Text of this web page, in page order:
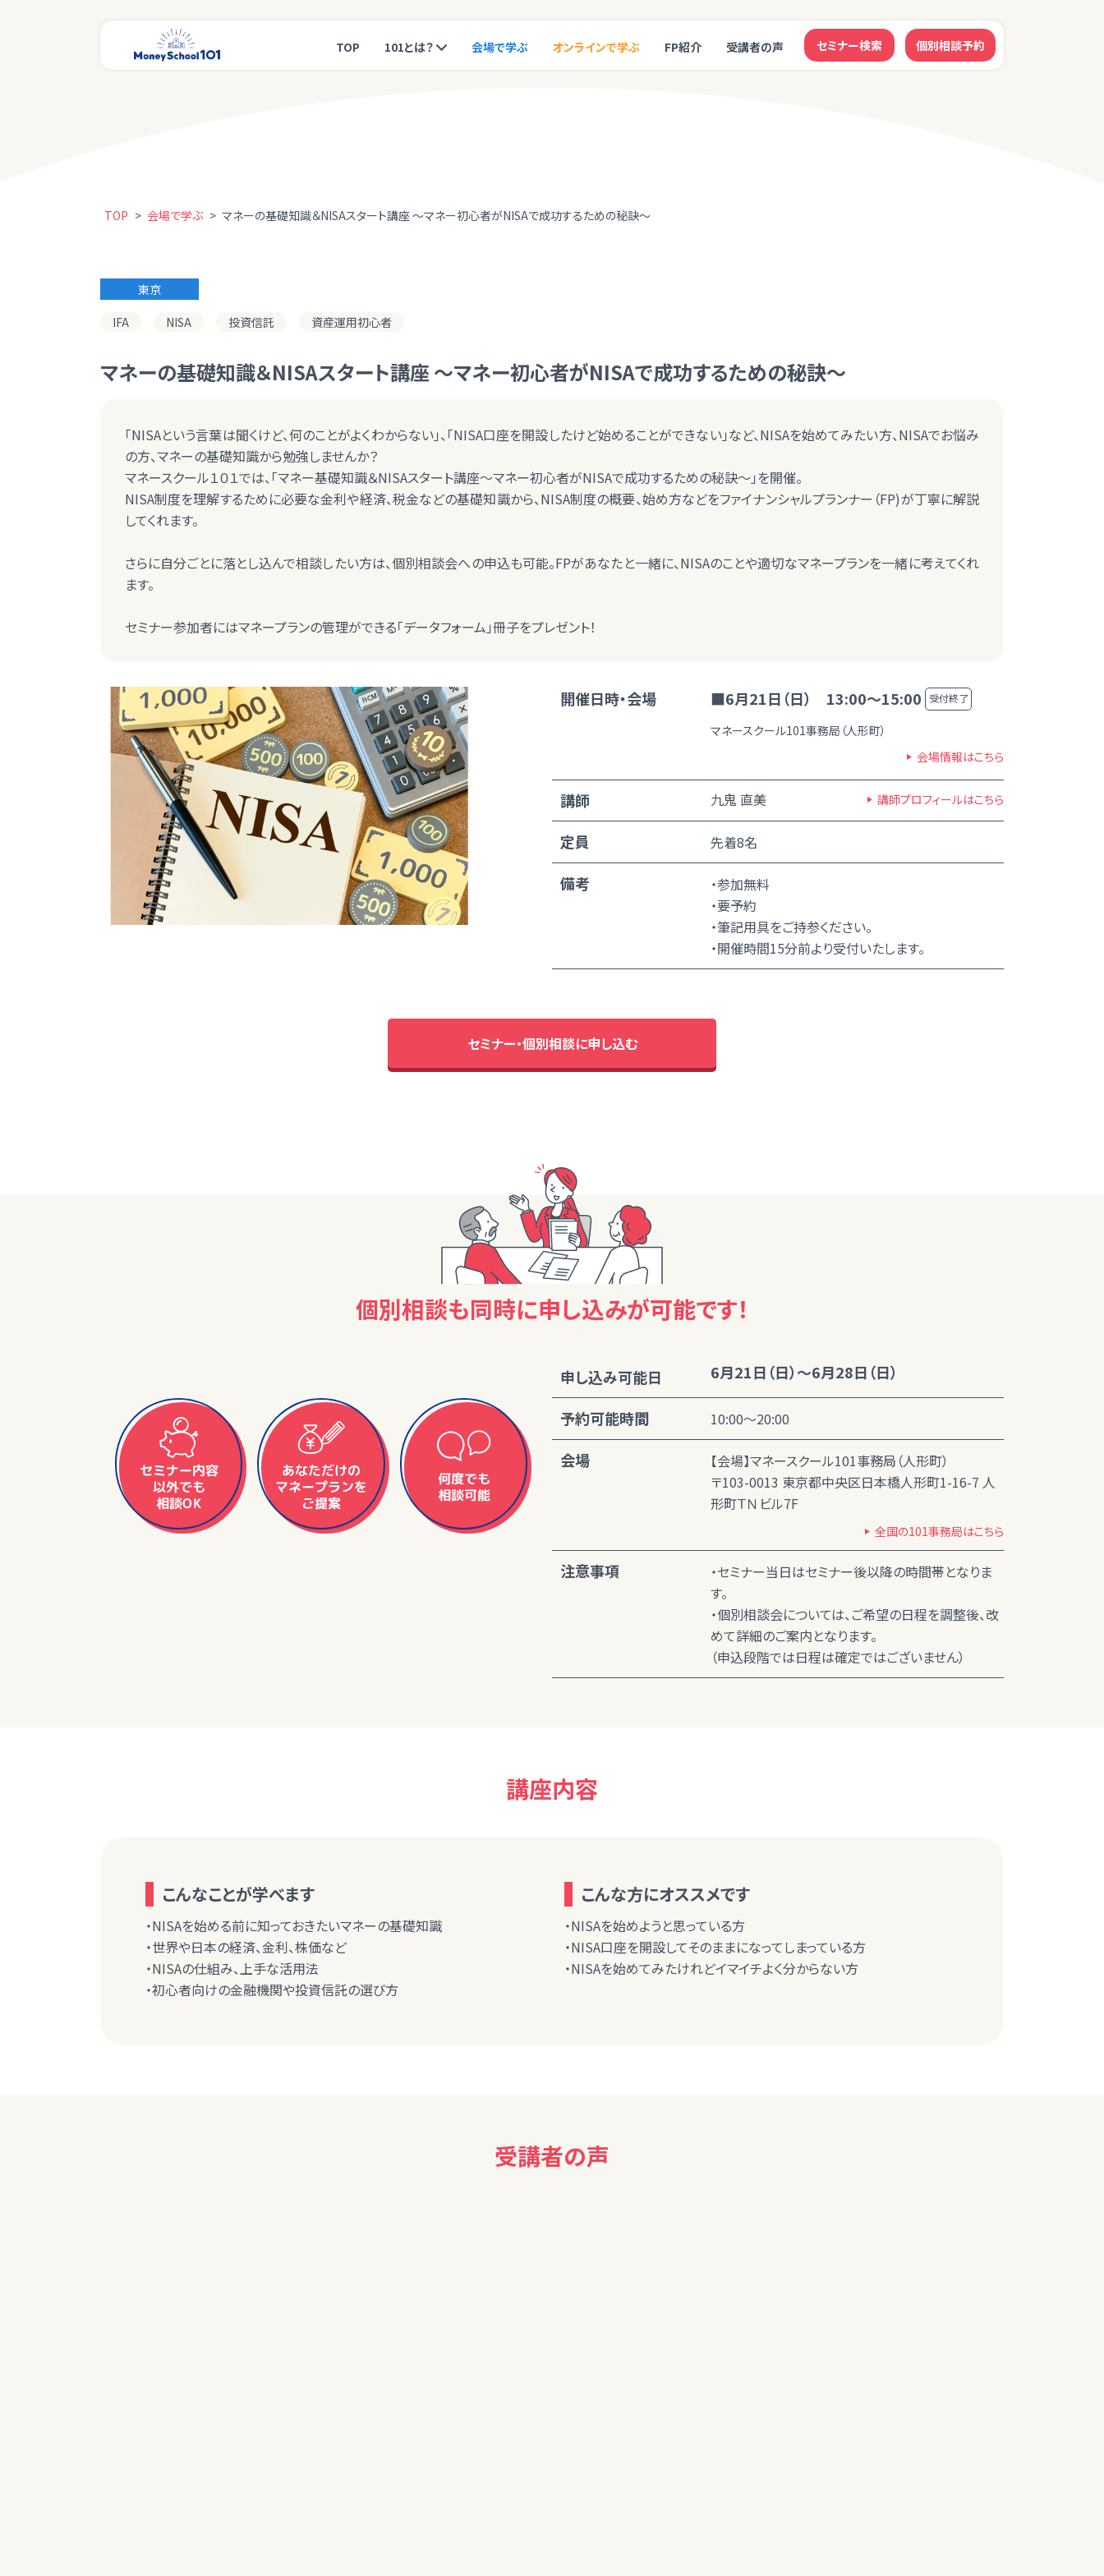
TOP 101とは？ 会場で学ぶ オンラインで学ぶ FP紹介 受講者の声 セミナー検索 個別相談予約
TOP > 会場で学ぶ > マネーの基礎知識＆NISAスタート講座 ～マネー初心者がNISAで成功するための秘訣～
東京
IFA
NISA 投資信託 資産運用初心者
マネーの基礎知識＆NISAスタート講座 ～マネー初心者がNISAで成功するための秘訣～
「NISAという言葉は聞くけど、何のことがよくわからない」、「NISA口座を開設したけど始めることができない」など、NISAを始めてみたい方、NISAでお悩み
の方、マネーの基礎知識から勉強しませんか？
マネースクール１０１では、「マネー基礎知識＆NISAスタート講座～マネー初心者がNISAで成功するための秘訣～」を開催。
NISA制度を理解するために必要な金利や経済、税金などの基礎知識から、NISA制度の概要、始め方などをファイナンシャルプランナー（FP)が丁寧に解説
してくれます。
さらに自分ごとに落とし込んで相談したい方は、個別相談会への申込も可能。FPがあなたと一緒に、NISAのことや適切なマネープランを一緒に考えてくれ
ます。
セミナー参加者にはマネープランの管理ができる「データフォーム」冊子をプレゼント！
開催日時・会場 ■6月21日（日） 13:00～15:00 受付終了
マネースクール101事務局（人形町）
会場情報はこちら
講師 九鬼 直美 講師プロフィールはこちら
定員 先着8名
備考
・参加無料
・要予約
・筆記用具をご持参ください。
・開催時間15分前より受付いたします。
セミナー・個別相談に申し込む
個別相談も同時に申し込みが可能です！
セミナー内容
以外でも
相談OK
あなただけの
マネープランを
ご提案
何度でも
相談可能
申し込み可能日 6月21日（日）～6月28日（日）
予約可能時間 10:00～20:00
会場
【会場】マネースクール101事務局（人形町）
〒103-0013 東京都中央区日本橋人形町1-16-7 人
形町ＴＮビル7F
全国の101事務局はこちら
注意事項
・セミナー当日はセミナー後以降の時間帯となりま
す。
・個別相談会については、ご希望の日程を調整後、改
めて詳細のご案内となります。
（申込段階では日程は確定ではございません）
講座内容
こんなことが学べます
・NISAを始める前に知っておきたいマネーの基礎知識
・世界や日本の経済、金利、株価など
・NISAの仕組み、上手な活用法
・初心者向けの金融機関や投資信託の選び方
こんな方にオススメです
・NISAを始めようと思っている方
・NISA口座を開設してそのままになってしまっている方
・NISAを始めてみたけれどイマイチよく分からない方
受講者の声